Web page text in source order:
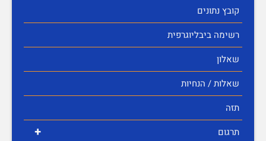
קובץ נתונים
רשימה ביבליוגרפית
שאלון
שאלות / הנחיות
תזה
+ תרגום